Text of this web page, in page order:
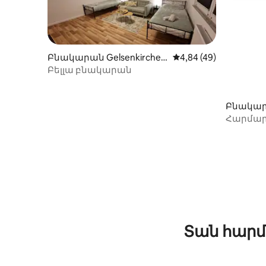
Բնակարան Gelsenkirchen
-ում
Միջին վարկանիշը՝
4,84 (49)
Բելլա բնակարան
n-ում
Տան